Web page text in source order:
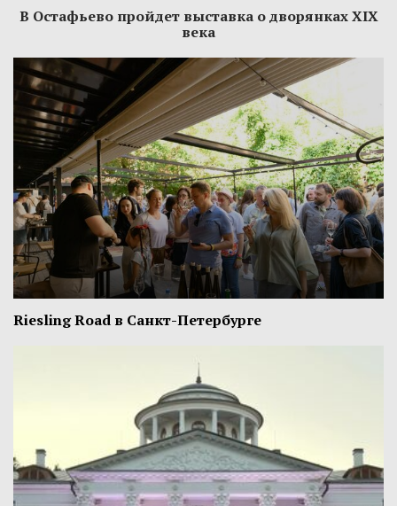
В Остафьево пройдет выставка о дворянках XIX
века
Riesling Road в Санкт-Петербурге